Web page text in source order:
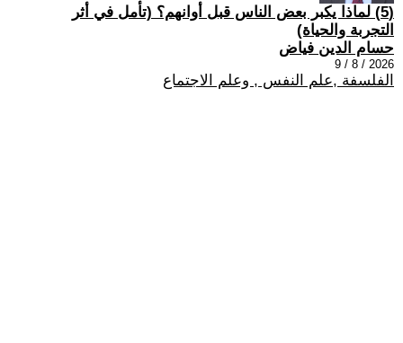
(5) لماذا يكبر بعض الناس قبل أوانهم؟ (تأمل في أثر
التجربة والحياة)
حسام الدين فياض
2026 / 8 / 9
الفلسفة ,علم النفس , وعلم الاجتماع